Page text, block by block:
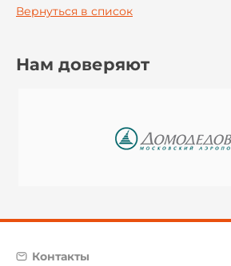
Вернуться в список
Нам доверяют
Контакты